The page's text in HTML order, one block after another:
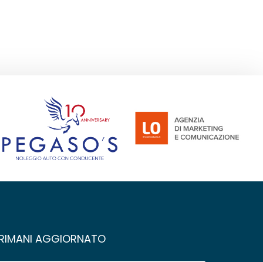
AGGIORNATO